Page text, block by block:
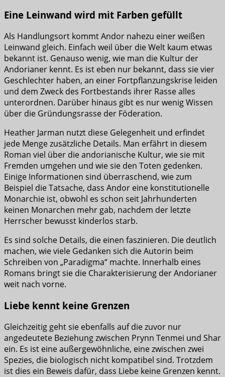
Eine Leinwand wird mit Farben gefüllt
Als Handlungsort kommt Andor nahezu einer weißen
Leinwand gleich. Einfach weil über die Welt kaum etwas
bekannt ist. Genauso wenig, wie man die Kultur der
Andorianer kennt. Es ist eben nur bekannt, dass sie vier
Geschlechter haben, an einer Fortpflanzungskrise leiden
und dem Zweck des Fortbestands ihrer Rasse alles
unterordnen. Darüber hinaus gibt es nur wenig Wissen
über die Gründungsrasse der Föderation.
Heather Jarman nutzt diese Gelegenheit und erfindet
jede Menge zusätzliche Details. Man erfährt in diesem
Roman viel über die andorianische Kultur, wie sie mit
Fremden umgehen und wie sie den Toten gedenken.
Einige Informationen sind überraschend, wie zum
Beispiel die Tatsache, dass Andor eine konstitutionelle
Monarchie ist, obwohl es schon seit Jahrhunderten
keinen Monarchen mehr gab, nachdem der letzte
Herrscher bewusst kinderlos starb.
Es sind solche Details, die einen faszinieren. Die deutlich
machen, wie viele Gedanken sich die Autorin beim
Schreiben von „Paradigma“ machte. Innerhalb eines
Romans bringt sie die Charakterisierung der Andorianer
weit nach vorne.
Liebe kennt keine Grenzen
Gleichzeitig geht sie ebenfalls auf die zuvor nur
angedeutete Beziehung zwischen Prynn Tenmei und Shar
ein. Es ist eine außergewöhnliche, eine zwischen zwei
Spezies, die biologisch nicht kompatibel sind. Trotzdem
ist dies ein Beweis dafür, dass Liebe keine Grenzen kennt.